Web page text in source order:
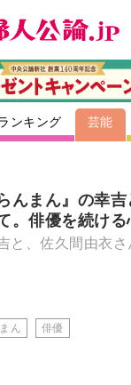
ンキング 芸能
んまん』の幸
。俳優を続け
と、佐久間由衣
ん 俳優